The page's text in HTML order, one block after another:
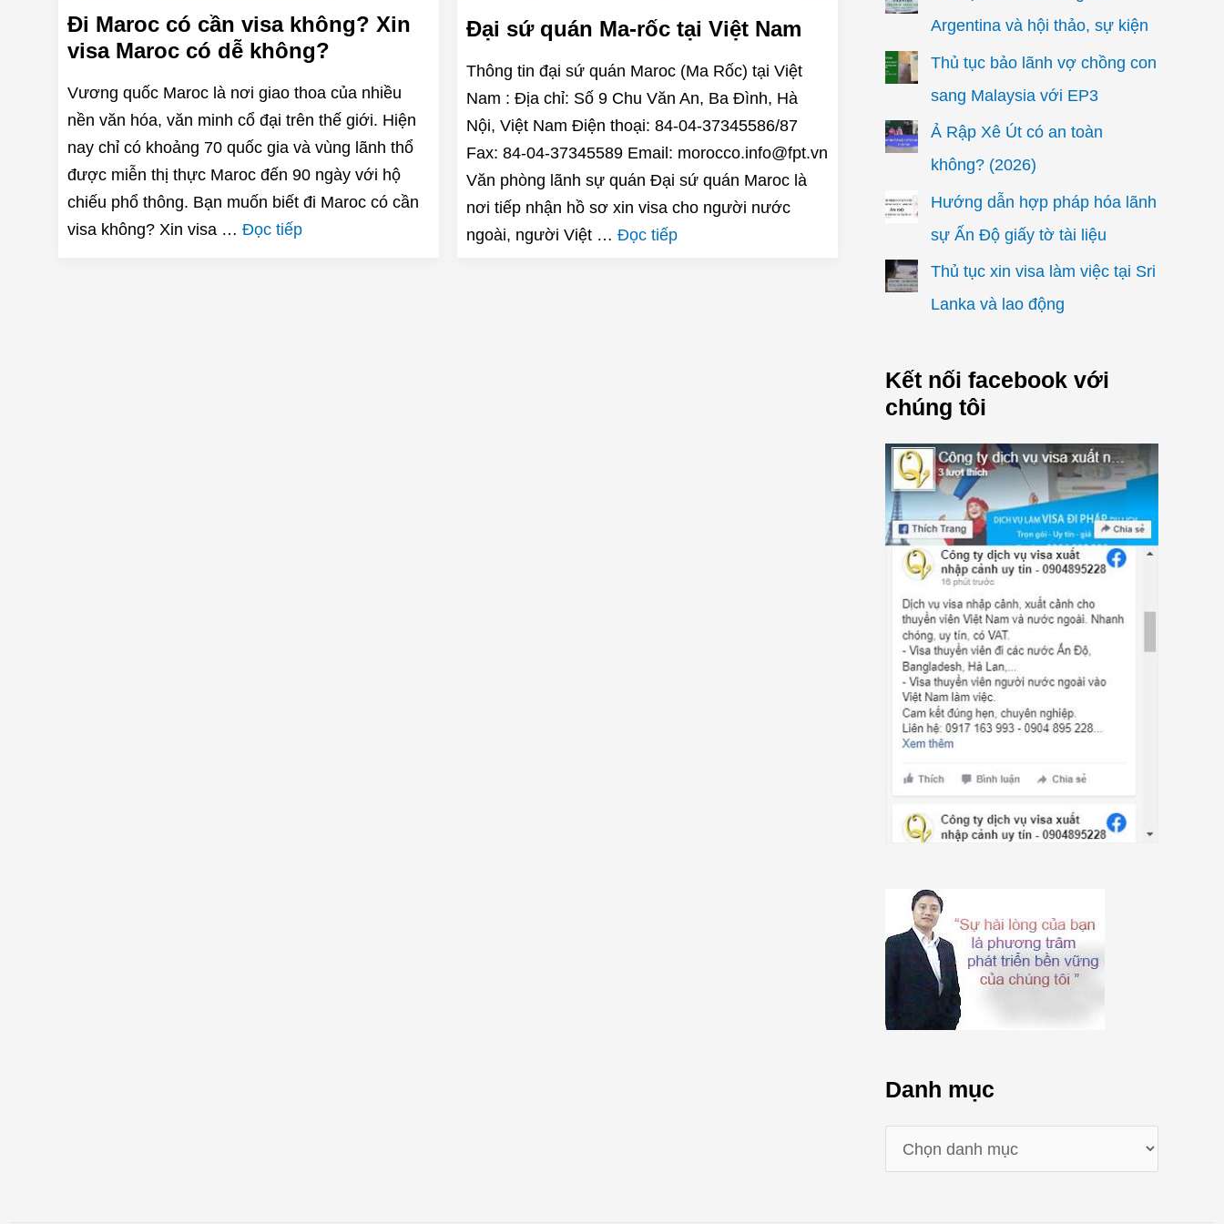
Đi Maroc có cần visa không? Xin
visa Maroc có dễ không?
Vương quốc Maroc là nơi giao thoa của nhiều
nền văn hóa, văn minh cổ đại trên thế giới. Hiện
nay chỉ có khoảng 70 quốc gia và vùng lãnh thổ
được miễn thị thực Maroc đến 90 ngày với hộ
chiếu phổ thông. Bạn muốn biết đi Maroc có cần
visa không? Xin visa … Đọc tiếp
Đại sứ quán Ma-rốc tại Việt Nam
Thông tin đại sứ quán Maroc (Ma Rốc) tại Việt
Nam : Địa chỉ: Số 9 Chu Văn An, Ba Đình, Hà
Nội, Việt Nam Điện thoại: 84-04-37345586/87
Fax: 84-04-37345589 Email: morocco.info@fpt.vn
Văn phòng lãnh sự quán Đại sứ quán Maroc là
nơi tiếp nhận hồ sơ xin visa cho người nước
ngoài, người Việt … Đọc tiếp
Argentina và hội thảo, sự kiện
Thủ tục bảo lãnh vợ chồng con
sang Malaysia với EP3
Ả Rập Xê Út có an toàn
không? (2026)
Hướng dẫn hợp pháp hóa lãnh
sự Ấn Độ giấy tờ tài liệu
Thủ tục xin visa làm việc tại Sri
Lanka và lao động
Kết nối facebook với
chúng tôi
Danh mục
a